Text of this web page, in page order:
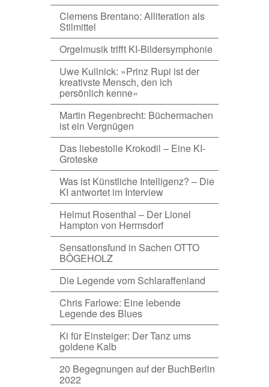
Clemens Brentano: Alliteration als
Stilmittel
Orgelmusik trifft KI-Bildersymphonie
Uwe Kullnick: »Prinz Rupi ist der
kreativste Mensch, den ich
persönlich kenne«
Martin Regenbrecht: Büchermachen
ist ein Vergnügen
Das liebestolle Krokodil – Eine KI-
Groteske
Was ist Künstliche Intelligenz? – Die
KI antwortet im Interview
Helmut Rosenthal – Der Lionel
Hampton von Hermsdorf
Sensationsfund in Sachen OTTO
BÖGEHOLZ
Die Legende vom Schlaraffenland
Chris Farlowe: Eine lebende
Legende des Blues
Ki für Einsteiger: Der Tanz ums
goldene Kalb
20 Begegnungen auf der BuchBerlin
2022